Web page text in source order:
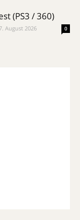
(PS3 / 360)
August 2026 0